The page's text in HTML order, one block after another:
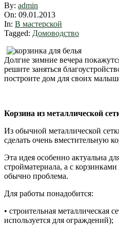
By: admin
On: 09.01.2013
In: В мастерской
Tagged: Домоводство
Долгие зимние вечера
решите заняться
построите дом для своих
Корзина из металлической
Из обычной металлической
сделать очень вместительную
Эта идея особенно актуальна
стройматериала, а с
обычно проблема.
Для работы понадобится:
• строительная металлическая
используется для ограждений);